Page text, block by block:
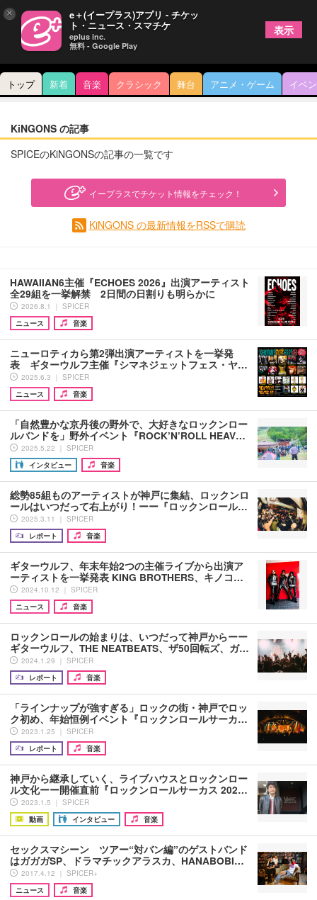
トップ 新着 音楽 クラシック 舞台 アニメ・ゲーム イベ
KiNGONS の記事
SPICEのKiNGONSの記事の一覧です
イープラスでチケット情報をチェック！
KiNGONS の最新情報をRSSで購読
HAWAIIAN6主催『ECHOES 2026』出演アーティスト
全29組を一挙解禁 2日間の日割りも明らかに
2026.8.1 ｜ SPICER
ニュース
音楽
ニューロティカら第2弾出演アーティストを一挙発
表 ギターウルフ主催『シマネジェットフェス・ヤ…
2025.6.3 ｜ SPICER
ニュース
音楽
「自然豊かな京丹後の野外で、大好きなロックンロー
ルバンドを」野外イベント『ROCK’N’ROLL HEAV…
2025.5.22 ｜ SPICER
インタビュー
音楽
総勢85組ものアーティストが神戸に集結、ロックンロ
ールはいつだって右上がり！ーー『ロックンロール…
2025.3.11 ｜ SPICER
レポート
音楽
ギターウルフ、年末年始2つの主催ライブから出演ア
ーティストを一挙発表 KING BROTHERS、キノコ…
2024.10.12 ｜ SPICER
ニュース
音楽
ロックンロールの始まりは、いつだって神戸からーー
ギターウルフ、THE NEATBEATS、ザ50回転ズ、ガ…
2024.1.29 ｜ SPICER
レポート
音楽
「ラインナップが強すぎる」ロックの街・神戸でロッ
ク初め、年始恒例イベント『ロックンロールサーカ…
2023.1.25 ｜ SPICER
レポート
音楽
神戸から継承していく、ライブハウスとロックンロー
ル文化ーー開催直前『ロックンロールサーカス 202…
2023.1.5 ｜ SPICER
動画
インタビュー 音楽
セックスマシーン ツアー“対バン編”のゲストバンド
はガガガSP、ドラマチックアラスカ、HANABOBI…
2017.4.12 ｜ SPICER+
ニュース
音楽
× e＋(イープラス)アプリ - チケッ
ト・ニュース・スマチケ
eplus inc.
無料 - Google Play
表示